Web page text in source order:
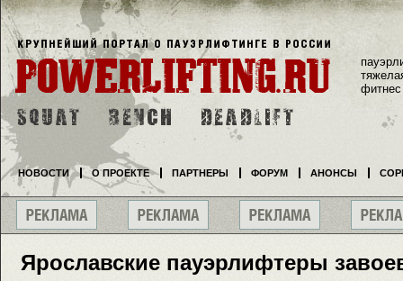
Ярославские пауэрлифтеры
фитнес
НОВОСТИ О ПРОЕКТЕ ПАРТНЕРЫ ФОРУМ АНОНСЫ